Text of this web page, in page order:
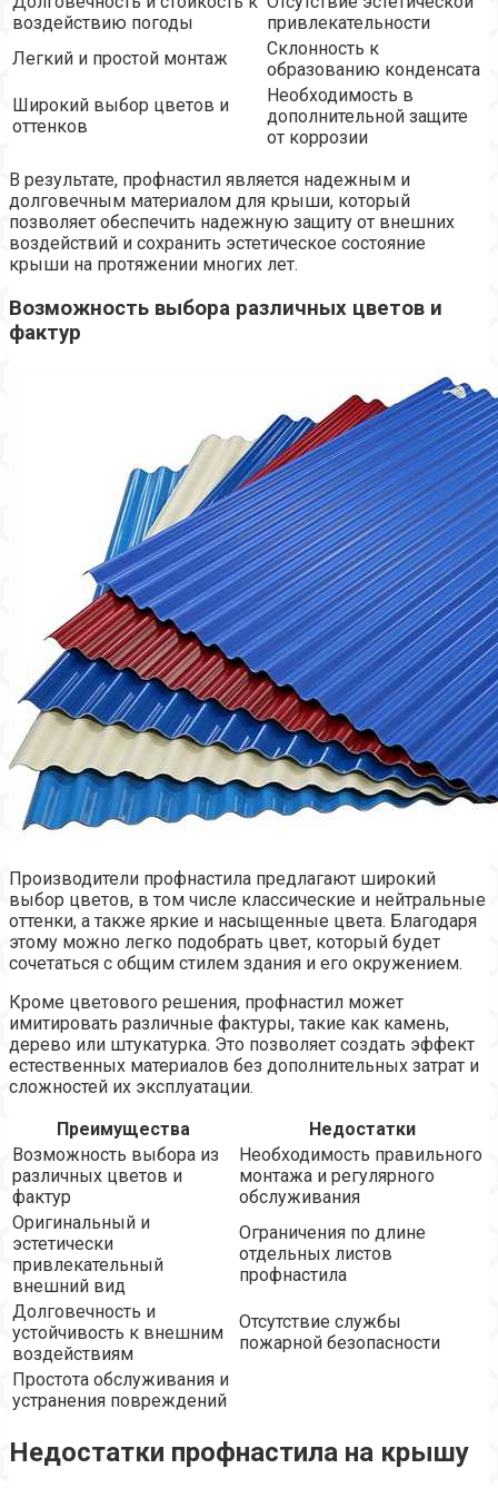
воздействию погоды
привлекательности
Легкий и простой монтаж
Склонность к
образованию конденсата
Широкий выбор цветов и
оттенков
Необходимость в
дополнительной защите
от коррозии
В результате, профнастил является надежным и
долговечным материалом для крыши, который
позволяет обеспечить надежную защиту от внешних
воздействий и сохранить эстетическое состояние
крыши на протяжении многих лет.
Возможность выбора различных цветов и
фактур
Производители профнастила предлагают широкий
выбор цветов, в том числе классические и нейтральные
оттенки, а также яркие и насыщенные цвета. Благодаря
этому можно легко подобрать цвет, который будет
сочетаться с общим стилем здания и его окружением.
Кроме цветового решения, профнастил может
имитировать различные фактуры, такие как камень,
дерево или штукатурка. Это позволяет создать эффект
естественных материалов без дополнительных затрат и
сложностей их эксплуатации.
Преимущества
Недостатки
Возможность выбора из
различных цветов и
фактур
Необходимость правильного
монтажа и регулярного
обслуживания
Оригинальный и
эстетически
привлекательный
внешний вид
Ограничения по длине
отдельных листов
профнастила
Долговечность и
устойчивость к внешним
воздействиям
Отсутствие службы
пожарной безопасности
Простота обслуживания и
устранения повреждений
Недостатки профнастила на крышу